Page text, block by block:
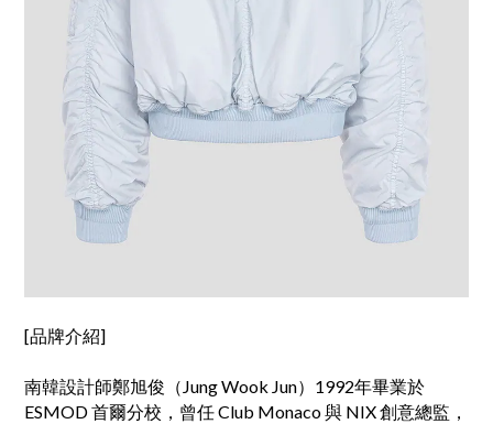
[品牌介紹]
南韓設計師鄭旭俊（Jung Wook Jun）1992年畢業於
ESMOD 首爾分校，曾任 Club Monaco 與 NIX 創意總監，